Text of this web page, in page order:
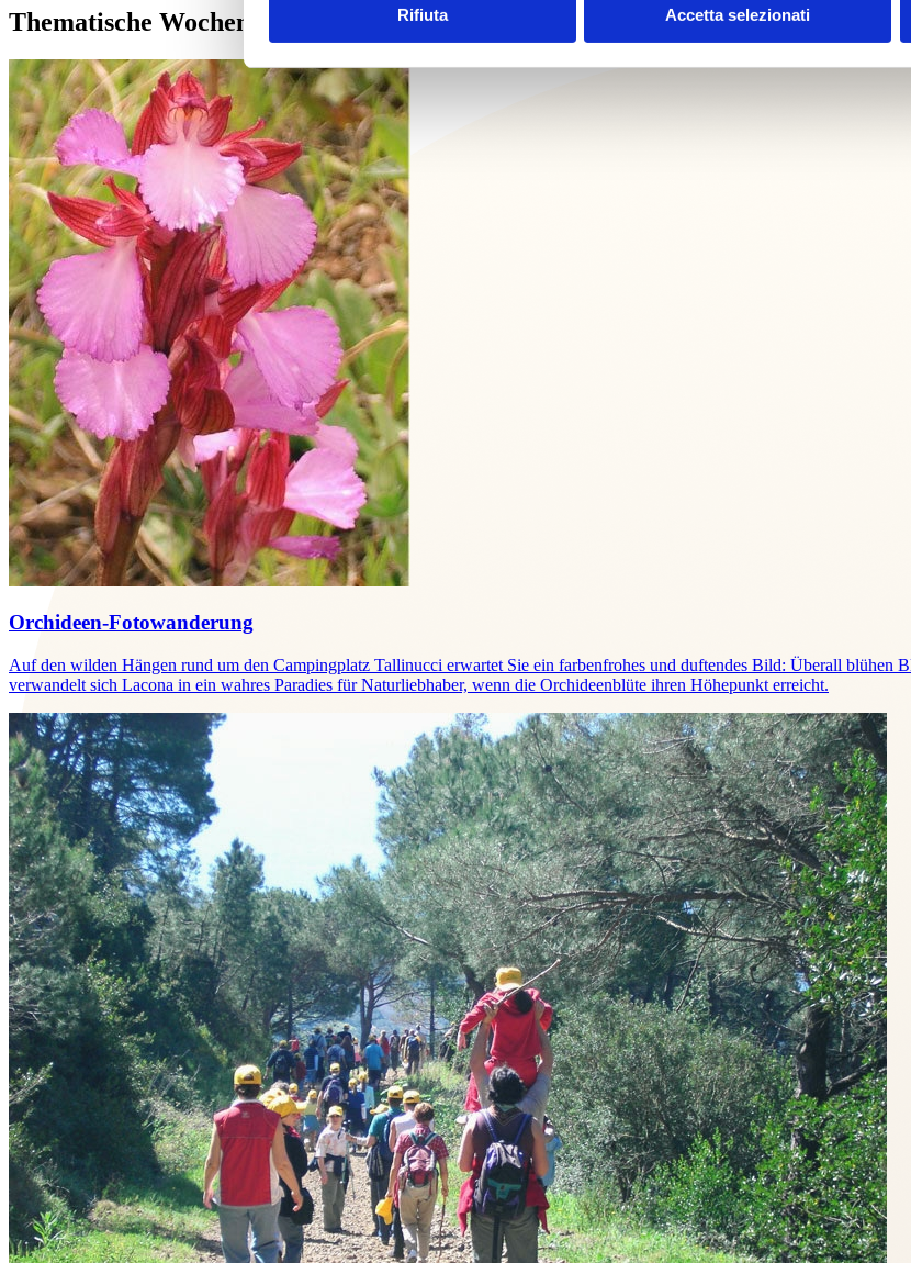
Rifiuta Accetta selezionati
Thematische Wochen
Orchideen-Fotowanderung
Auf den wilden Hängen rund um den Campingplatz Tallinucci erwartet Sie ein farbenfrohes und duftendes Bild: Überall blühen
verwandelt sich Lacona in ein wahres Paradies für Naturliebhaber, wenn die Orchideenblüte ihren Höhepunkt erreicht.